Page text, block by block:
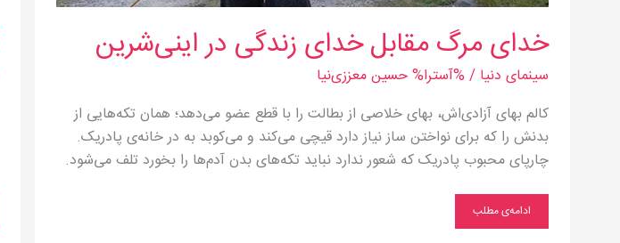
خدای مرگ مقابل خدای زندگی در اینی‌شرین
سینمای دنیا / %آسترا%حسین معززی‌نیا
کالم بهای آزادی‌اش، بهای خلاصی از بطالت را با قطع عضو می‌دهد؛ همان تکه‌هایی از
بدنش را که برای نواختن ساز نیاز دارد قیچی می‌کند و می‌کوبد به در خانه‌ی پادریک.
چارپای محبوب پادریک که شعور ندارد نباید تکه‌های بدن آدم‌ها را بخورد تلف می‌شود.
ادامه‌ی مطلب